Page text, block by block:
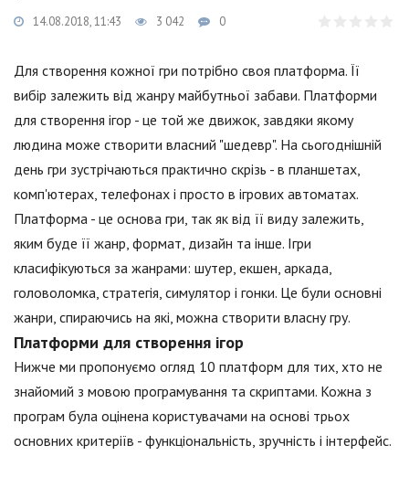
14.08.2018, 11:43 3 042 0
Для створення кожної гри потрібно своя платформа. Її
вибір залежить від жанру майбутньої забави. Платформи
для створення ігор - це той же движок, завдяки якому
людина може створити власний "шедевр". На сьогоднішній
день гри зустрічаються практично скрізь - в планшетах,
комп'ютерах, телефонах і просто в ігрових автоматах.
Платформа - це основа гри, так як від її виду залежить,
яким буде її жанр, формат, дизайн та інше. Ігри
класифікуються за жанрами: шутер, екшен, аркада,
головоломка, стратегія, симулятор і гонки. Це були основні
жанри, спираючись на які, можна створити власну гру.
Платформи для створення ігор
Нижче ми пропонуємо огляд 10 платформ для тих, хто не
знайомий з мовою програмування та скриптами. Кожна з
програм була оцінена користувачами на основі трьох
основних критеріїв - функціональність, зручність і інтерфейс.